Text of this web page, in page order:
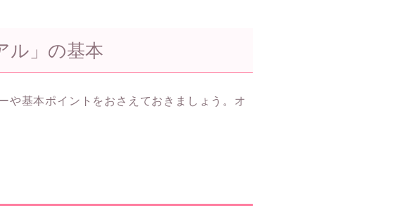
ル」の基本
や基本ポイントをおさえておきましょう。オ